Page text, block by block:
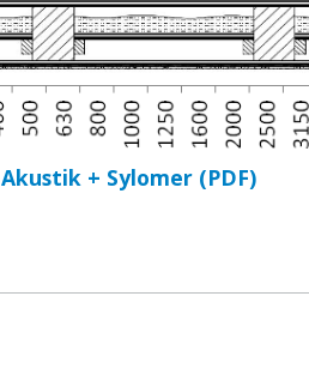
Akustik + Sylomer (PDF)